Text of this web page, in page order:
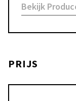
Bekijk
PRIJS